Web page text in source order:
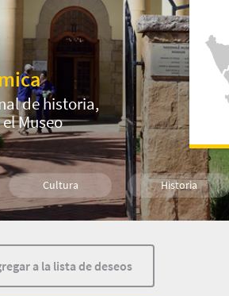
de historia,
Museo
Cultura Historia
Bloemfontein
a la lista de deseos